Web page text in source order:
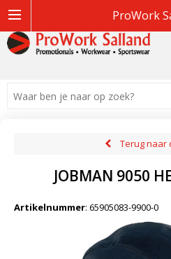
ProWork
Terug naar
JOBMAN 9050
Artikelnummer: 65905083-9900-0